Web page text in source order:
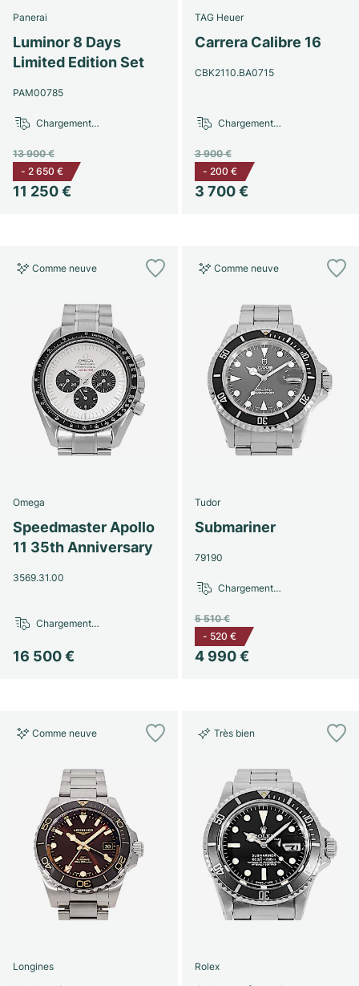
Panerai
Luminor 8 Days
Limited Edition Set
PAM00785
11 250 €
13 900 €
- 2 650 €
Chargement…
TAG Heuer
Carrera Calibre 16
CBK2110.BA0715
3 700 €
3 900 €
- 200 €
Chargement…
Comme neuve
Omega
Speedmaster Apollo
11 35th Anniversary
3569.31.00
16 500 €
Chargement…
Comme neuve
Tudor
Submariner
79190
4 990 €
5 510 €
- 520 €
Chargement…
Comme neuve
Longines
Très bien
Rolex